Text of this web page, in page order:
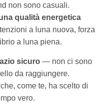
non sono casuali.
qualità energetica
a luna nuova, forza
a luna piena.
sicuro — non ci sono
da raggiungere.
come te, ha scelto di
vero.